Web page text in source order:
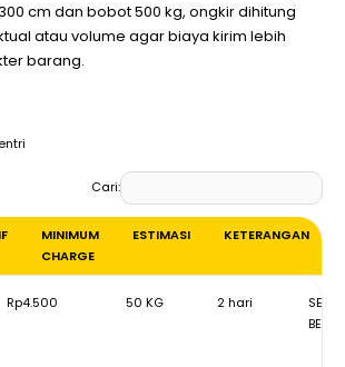
cm dan bobot 500 kg, ongkir dihitung
atau volume agar biaya kirim lebih
barang.
entri
Cari:
MINIMUM
CHARGE
ESTIMASI KETERANGAN
CHARGE
Rp4.500 50 KG 2 hari